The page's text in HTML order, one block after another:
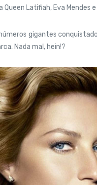
Latifiah, Eva Mendes
gigantes
Nada mal, hein!?